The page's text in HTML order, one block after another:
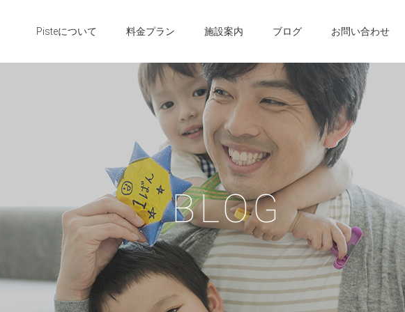
Pisteについて 料金プラン 施設案内 ブログ お問い合わせ
BLOG